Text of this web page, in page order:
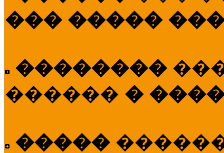
��� �����
��������
������ �
�����